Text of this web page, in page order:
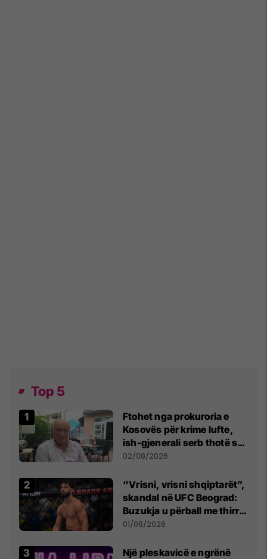
Top 5
Ftohet nga prokuroria e
Kosovës për krime lufte,
ish-gjenerali serb thotë se
dikush e tradhtoi në
02/08/2026
“Vrisni, vrisni shqiptarët”,
skandal në UFC Beograd:
Buzukja u përball me thirrje
anti-shqiptare nga
01/08/2026
Një pleskavicë e ngrënë